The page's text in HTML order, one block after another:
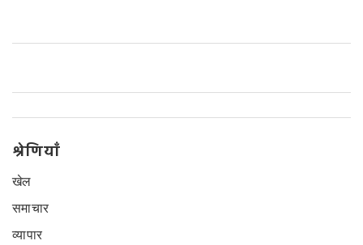
श्रेणियाँ
खेल
समाचार
व्यापार